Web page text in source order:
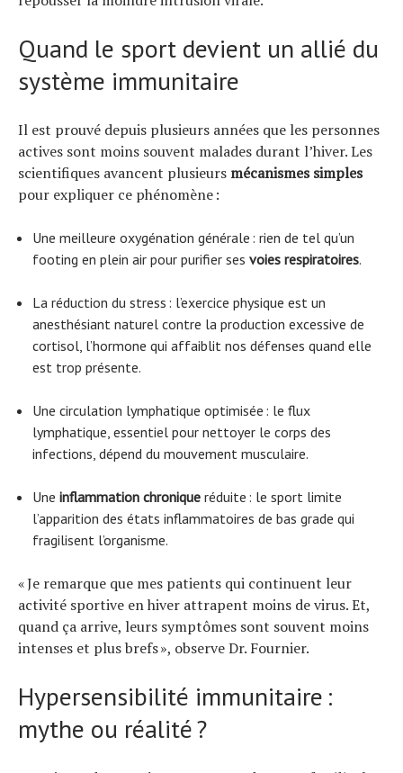
Quand le sport devient un allié du
système immunitaire
Il est prouvé depuis plusieurs années que les personnes
actives sont moins souvent malades durant l’hiver. Les
scientifiques avancent plusieurs mécanismes simples
pour expliquer ce phénomène :
Une meilleure oxygénation générale : rien de tel qu’un
footing en plein air pour purifier ses voies respiratoires.
La réduction du stress : l’exercice physique est un
anesthésiant naturel contre la production excessive de
cortisol, l’hormone qui affaiblit nos défenses quand elle
est trop présente.
Une circulation lymphatique optimisée : le flux
lymphatique, essentiel pour nettoyer le corps des
infections, dépend du mouvement musculaire.
Une inflammation chronique réduite : le sport limite
l’apparition des états inflammatoires de bas grade qui
fragilisent l’organisme.
« Je remarque que mes patients qui continuent leur
activité sportive en hiver attrapent moins de virus. Et,
quand ça arrive, leurs symptômes sont souvent moins
intenses et plus brefs », observe Dr. Fournier.
Hypersensibilité immunitaire :
mythe ou réalité ?